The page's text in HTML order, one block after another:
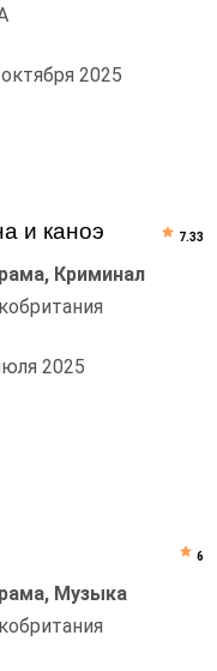
2025
и каноэ
Криминал
2025
7.33
Музыка
6